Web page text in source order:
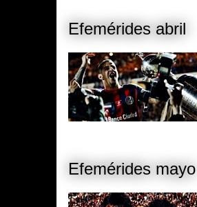
Efemérides abril
Efemérides mayo